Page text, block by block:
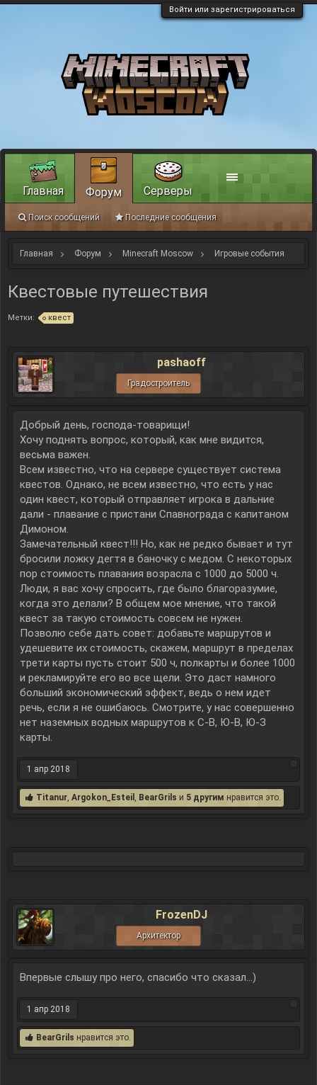
Войти или зарегистрироваться
Главная Форум Minecraft Moscow Игровые события
Квестовые путешествия
Метки: квест
pashaoff
Градостроитель
Добрый день, господа-товарищи!
Хочу поднять вопрос, который, как мне видится,
весьма важен.
Всем известно, что на сервере существует система
квестов. Однако, не всем известно, что есть у нас
один квест, который отправляет игрока в дальние
дали - плавание с пристани Спавнограда с капитаном
Димоном.
Замечательный квест!!! Но, как не редко бывает и тут
бросили ложку дегтя в баночку с медом. С некоторых
пор стоимость плавания возрасла с 1000 до 5000 ч.
Люди, я вас хочу спросить, где было благоразумие,
когда это делали? В общем мое мнение, что такой
квест за такую стоимость совсем не нужен.
Позволю себе дать совет: добавьте маршрутов и
удешевите их стоимость, скажем, маршрут в пределах
трети карты пусть стоит 500 ч, полкарты и более 1000
и рекламируйте его во все щели. Это даст намного
больший экономический эффект, ведь о нем идет
речь, если я не ошибаюсь. Смотрите, у нас совершенно
нет наземных водных маршрутов к С-В, Ю-В, Ю-З
карты.
1 апр 2018
Titanur, Argokon_Esteil , BearGrils и 5 другим нравится это.
FrozenDJ
Архитектор
Впервые слышу про него, спасибо что сказал...)
1 апр 2018
BearGrils нравится это.
Главная Форум
Поиск сообщений Последние сообщения
Серверы